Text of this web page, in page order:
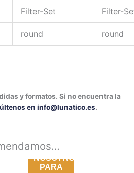
Filter-Set Filter-
round round
y formatos. Si no encuentra la
en info@lunatico.es.
CON
NOSOTROS
PARA